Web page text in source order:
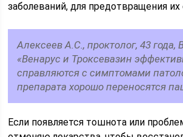
заболеваний, для предотвращения их
Алексеев А.С., проктолог, 43 года,
«Венарус и Троксевазин
справляются с симптомами
препарата хорошо переносятся
Если появляется тошнота или